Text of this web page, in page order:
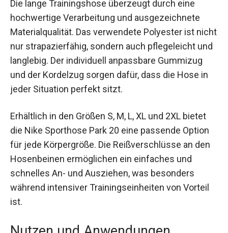
hochwertige Verarbeitung und ausgezeichnete
Materialqualität. Das verwendete Polyester ist
nicht nur strapazierfähig, sondern auch
pflegeleicht und langlebig. Der individuell
anpassbare Gummizug und der Kordelzug
sorgen dafür, dass die Hose in jeder Situation
perfekt sitzt.
Erhältlich in den Größen S, M, L, XL und 2XL bietet
die Nike Sporthose Park 20 eine passende Option
für jede Körpergröße. Die Reißverschlüsse an den
Hosenbeinen ermöglichen ein einfaches und
schnelles An- und Ausziehen, was besonders
während intensiver Trainingseinheiten von Vorteil
ist.